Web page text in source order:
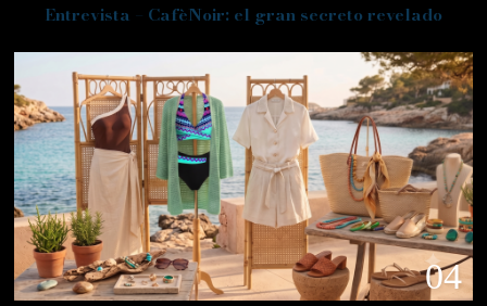
Entrevista – CafèNoir: el gran secreto revelado
04